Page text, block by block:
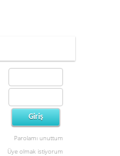
Parolamı unuttum
Üye olmak istiyorum